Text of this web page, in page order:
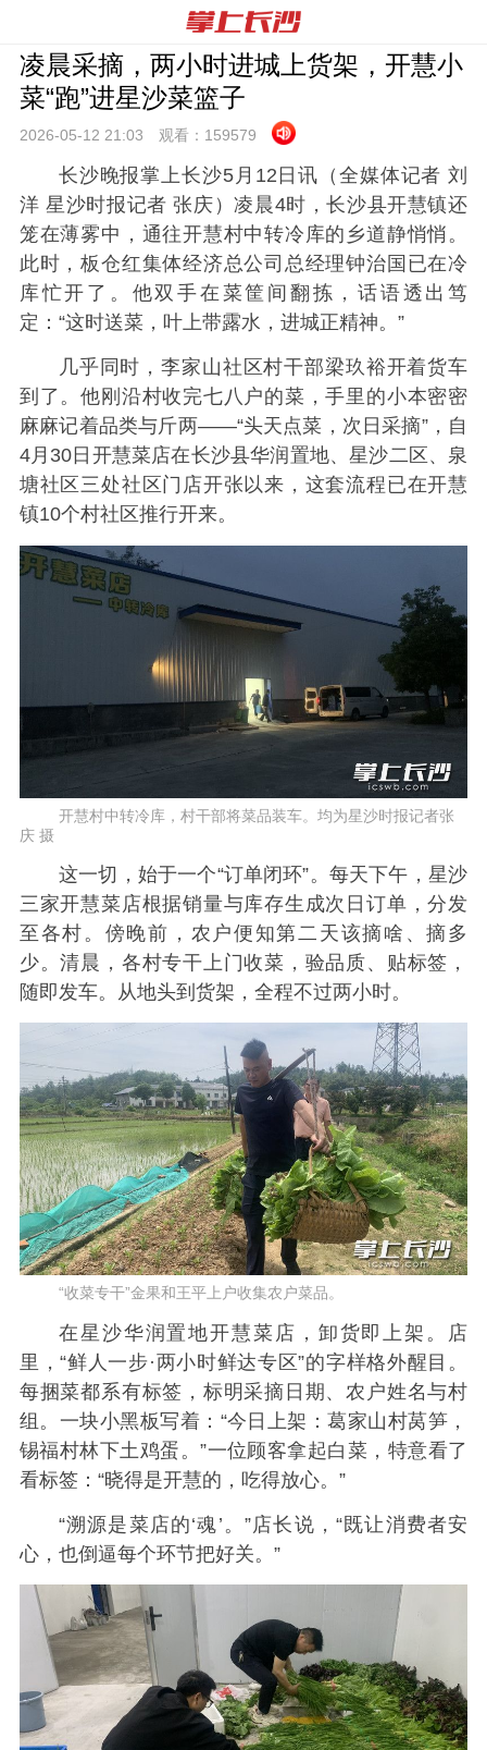
凌晨采摘，两小时进城上货架，开慧小
菜“跑”进星沙菜篮子
2026-05-12 21:03 观看： 159579
长沙晚报掌上长沙5月12日讯（全媒体记者 刘
洋 星沙时报记者 张庆）凌晨4时，长沙县开慧镇还
笼在薄雾中，通往开慧村中转冷库的乡道静悄悄。
此时，板仓红集体经济总公司总经理钟治国已在冷
库忙开了。他双手在菜筐间翻拣，话语透出笃
定：“这时送菜，叶上带露水，进城正精神。”
几乎同时，李家山社区村干部梁玖裕开着货车
到了。他刚沿村收完七八户的菜，手里的小本密密
麻麻记着品类与斤两——“头天点菜，次日采摘”，自
4月30日开慧菜店在长沙县华润置地、星沙二区、泉
塘社区三处社区门店开张以来，这套流程已在开慧
镇10个村社区推行开来。
开慧村中转冷库，村干部将菜品装车。均为星沙时报记者张
庆 摄
这一切，始于一个“订单闭环”。每天下午，星沙
三家开慧菜店根据销量与库存生成次日订单，分发
至各村。傍晚前，农户便知第二天该摘啥、摘多
少。清晨，各村专干上门收菜，验品质、贴标签，
随即发车。从地头到货架，全程不过两小时。
“收菜专干”金果和王平上户收集农户菜品。
在星沙华润置地开慧菜店，卸货即上架。店
里，“鲜人一步·两小时鲜达专区”的字样格外醒目。
每捆菜都系有标签，标明采摘日期、农户姓名与村
组。一块小黑板写着：“今日上架：葛家山村莴笋，
锡福村林下土鸡蛋。”一位顾客拿起白菜，特意看了
看标签：“晓得是开慧的，吃得放心。”
“溯源是菜店的‘魂’。”店长说，“既让消费者安
心，也倒逼每个环节把好关。”